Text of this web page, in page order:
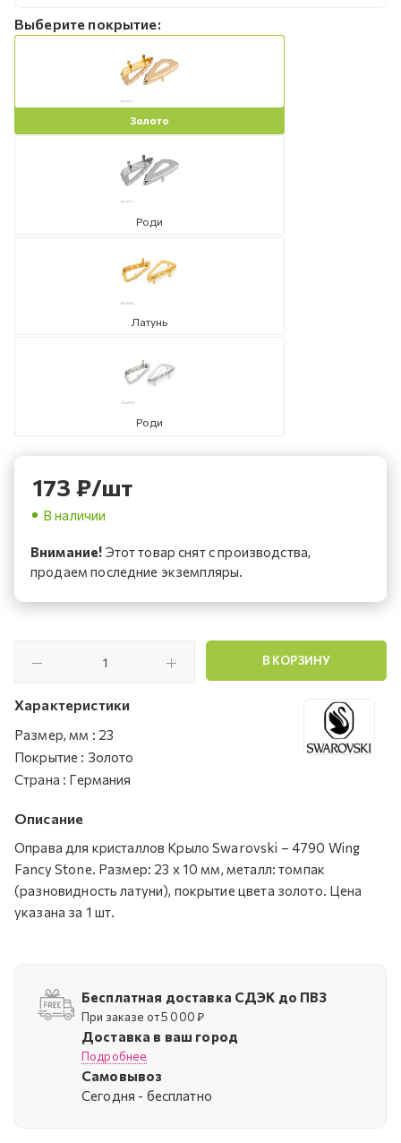
Выберите покрытие:
Золото
Роди
Латунь
Роди
173 ₽/шт
В наличии
Внимание! Этот товар снят с производства,
продаем последние экземпляры.
В КОРЗИНУ
Характеристики
Размер, мм : 23
Покрытие : Золото
Страна : Германия
Описание
Оправа для кристаллов Крыло Swarovski – 4790 Wing
Fancy Stone. Размер: 23 х 10 мм, металл: томпак
(разновидность латуни), покрытие цвета золото. Цена
указана за 1 шт.
Бесплатная доставка СДЭК до ПВЗ
При заказе от 5 000 ₽
Доставка в ваш город
Подробнее
Самовывоз
Cегодня - бесплатно